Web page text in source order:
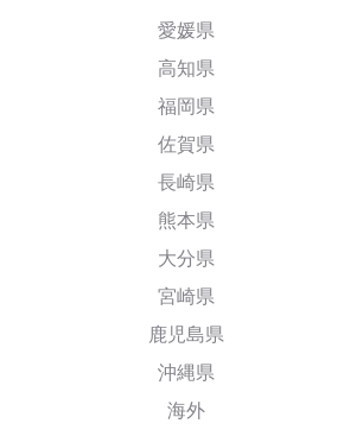
愛媛県
高知県
福岡県
佐賀県
長崎県
熊本県
大分県
宮崎県
鹿児島県
沖縄県
海外